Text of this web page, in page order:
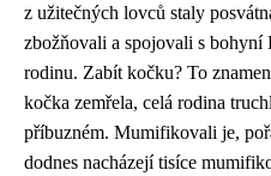
z užitečných lovců staly
zbožňovali a spojovali s bohyní
rodinu. Zabít kočku? To
kočka zemřela, celá rodina
příbuzném. Mumifikovali je,
dodnes nacházejí tisíce